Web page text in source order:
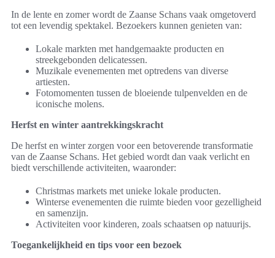
In de lente en zomer wordt de Zaanse Schans vaak omgetoverd
tot een levendig spektakel. Bezoekers kunnen genieten van:
Lokale markten met handgemaakte producten en
streekgebonden delicatessen.
Muzikale evenementen met optredens van diverse
artiesten.
Fotomomenten tussen de bloeiende tulpenvelden en de
iconische molens.
Herfst en winter aantrekkingskracht
De herfst en winter zorgen voor een betoverende transformatie
van de Zaanse Schans. Het gebied wordt dan vaak verlicht en
biedt verschillende activiteiten, waaronder:
Christmas markets met unieke lokale producten.
Winterse evenementen die ruimte bieden voor gezelligheid
en samenzijn.
Activiteiten voor kinderen, zoals schaatsen op natuurijs.
Toegankelijkheid en tips voor een bezoek